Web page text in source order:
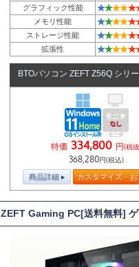
グラフィック性能 ★★★★★
メモリ性能 ★★★★★
ストレージ性能 ★★★★★
拡張性 ★★★★★
BTOパソコン ZEFT Z56Q シリ
特価 334,800 円(税
368,280円(税込)
商品詳細 カスタマイズ・
ZEFT Gaming PC[送料無料]